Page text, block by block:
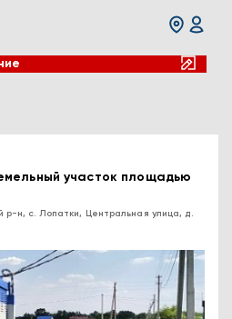
участок площадью
р-н, с. Лопатки, Центральная улица, д.